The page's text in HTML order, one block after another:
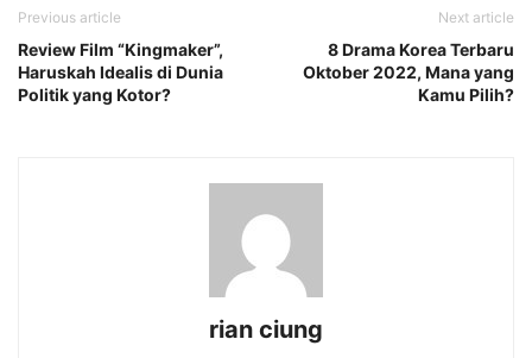
Previous article
Review Film “Kingmaker”,
Haruskah Idealis di Dunia
Politik yang Kotor?
Next article
8 Drama Korea Terbaru
Oktober 2022, Mana yang
Kamu Pilih?
rian ciung